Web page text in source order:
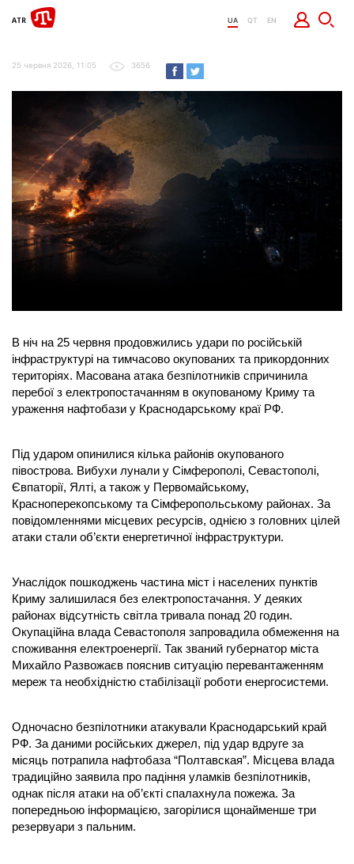
UA QT EN
25 червня 2026, 11:05 3656
В ніч на 25 червня продовжились удари по російській
інфраструктурі на тимчасово окупованих та прикордонних
територіях. Масована атака безпілотників спричинила
перебої з електропостачанням в окупованому Криму та
ураження нафтобази у Краснодарському краї РФ.
Під ударом опинилися кілька районів окупованого
півострова. Вибухи лунали у Сімферополі, Севастополі,
Євпаторії, Ялті, а також у Первомайському,
Красноперекопському та Сімферопольському районах. За
повідомленнями місцевих ресурсів, однією з головних цілей
атаки стали об’єкти енергетичної інфраструктури.
Унаслідок пошкоджень частина міст і населених пунктів
Криму залишилася без електропостачання. У деяких
районах відсутність світла тривала понад 20 годин.
Окупаційна влада Севастополя запровадила обмеження на
споживання електроенергії. Так званий губернатор міста
Михайло Развожаєв пояснив ситуацію перевантаженням
мереж та необхідністю стабілізації роботи енергосистеми.
Одночасно безпілотники атакували Краснодарський край
РФ. За даними російських джерел, під удар вдруге за
місяць потрапила нафтобаза “Полтавская”. Місцева влада
традиційно заявила про падіння уламків безпілотників,
однак після атаки на об’єкті спалахнула пожежа. За
попередньою інформацією, загорілися щонайменше три
резервуари з пальним.